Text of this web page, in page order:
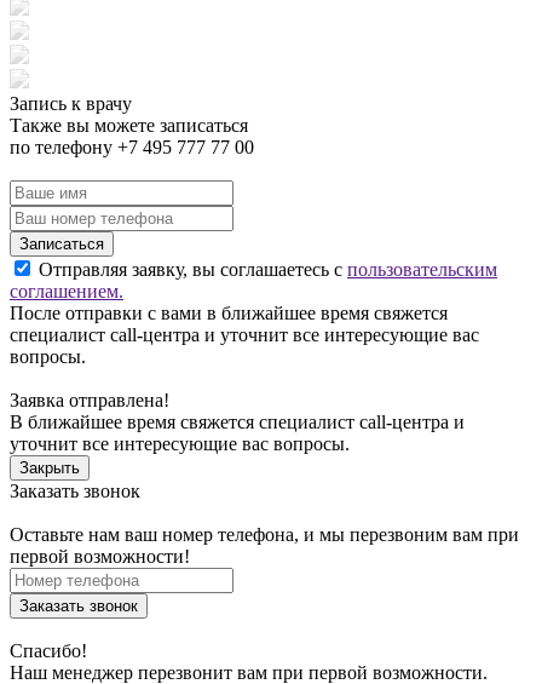
Запись к врачу
Также вы можете записаться
по телефону +7 495 777 77 00
Записаться
Отправляя заявку, вы соглашаетесь с пользовательским
соглашением.
После отправки с вами в ближайшее время свяжется
специалист call-центра и уточнит все интересующие вас
вопросы.
Заявка отправлена!
В ближайшее время свяжется специалист call-центра и
уточнит все интересующие вас вопросы.
Закрыть
Заказать звонок
Оставьте нам ваш номер телефона, и мы перезвоним вам при
первой возможности!
Заказать звонок
Спасибо!
Наш менеджер перезвонит вам при первой возможности.